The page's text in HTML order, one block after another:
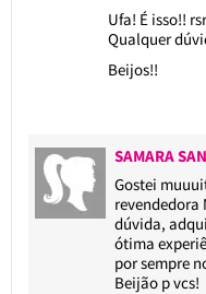
Ufa! É isso!!
Qualquer
Beijos!!
SAMARA
Gostei
revendedora
dúvida,
ótima
por sempre
Beijão p vcs!